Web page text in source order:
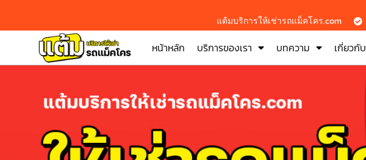
แต้มบริการให้เช่ารถแม็คโคร.com
หน้าหลัก บริการของเรา บทความ เกี่ยวกับ